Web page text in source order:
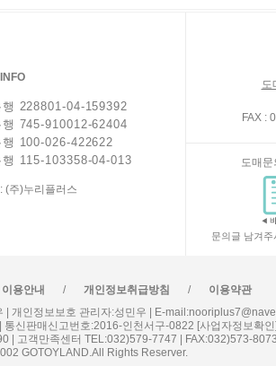
행 228801-04-159392
행 745-910012-62404
행 100-026-422622
행 115-103358-04-013
(주)누리플러스
도
FAX :
도매문
문의글 남겨주
이용안내 / 개인정보취급방침 /
이용약관
| 개인정보보호 관리자:성민우 | E-
신판매신고번호:2016-인천서구-0822 [사업자정보확인]
| 고객만족센터 TEL:032)579-7747 | FAX:032)573-8073
GOTOYLAND.All Rights Reserver.